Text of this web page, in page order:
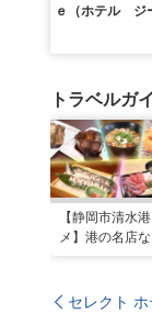
ｅ（ホテル ジ
トラベルガ
【静岡市清水
メ】港の名店
り”港周辺の店5
セレクト